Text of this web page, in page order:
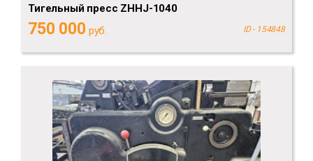
Тигельный пресс ZHHJ-1040
750 000 руб. ID - 154848